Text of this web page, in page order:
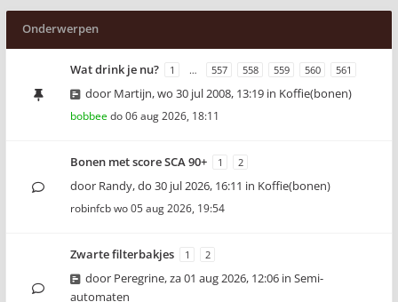
Onderwerpen
Wat drink je nu? 1 … 557 558 559 560 561
door Martijn,wo 30 jul 2008, 13:19 in Koffie(bonen)
bobbeedo 06 aug 2026, 18:11
Bonen met score SCA 90+ 1 2
door Randy,do 30 jul 2026, 16:11 in Koffie(bonen)
robinfcbwo 05 aug 2026, 19:54
Zwarte filterbakjes 1 2
door Peregrine,za 01 aug 2026, 12:06 in Semi-
automaten